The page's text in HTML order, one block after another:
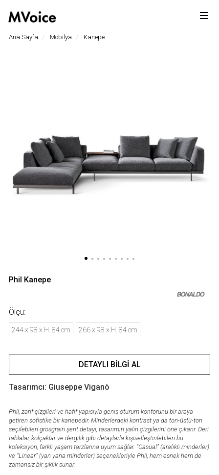
Ana Sayfa Mobilya Kanepe
Phil Kanepe
Ölçü:
244 x 98 x H. 84 cm 266 x 98 x H. 84 cm
DETAYLI BILGI AL
Tasarımcı: Giuseppe Viganò
Phil, zarif çizgileri ve hafif yapısıyla geniş oturum konforunu bir araya
getiren sofistike bir kanepedir. Minderlerdeki kontrast ya da ton-üstü-ton
seçilebilen grosgrain şerit detayı, tasarımın yalın çizgilerini öne çıkarır. Deri
tablalar, kolçaklar ve dergilik gibi detaylarla kişiselleştirilebilen bu
koleksiyon, farklı yaşam tarzlarına uyum sağlar. “Casual” (aralıklı minderler)
ve “Linear” (yan yana minderler) seçenekleriyle Phil, hem esnek hem de
zamansız bir şıklık sunar.